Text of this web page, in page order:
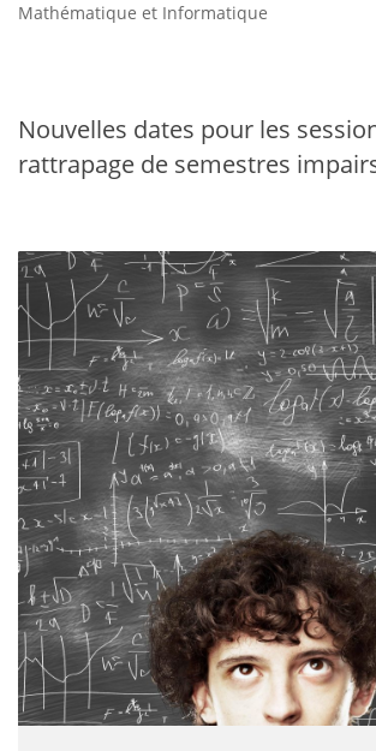
Mathématique et Informatique
Nouvelles dates pour les
rattrapage de semestres